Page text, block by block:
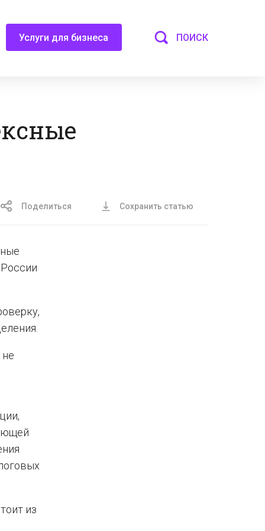
Услуги для бизнеса ПОИСК
Поделиться Сохранить статью
из